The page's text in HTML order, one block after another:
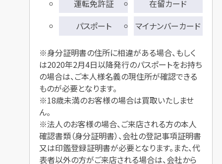
運転免許証
在留カード
パスポート
マイナンバーカード
※身分証明書の住所に相違がある場合、もしく
は2020年2月4日以降発行のパスポートをお持ち
の場合は、ご本人様名義の現住所が確認できる
ものが必要となります。
※18歳未満のお客様の場合は買取いたしませ
ん。
※法人のお客様の場合、ご来店される方の本人
確認書類（身分証明書）、会社の登記事項証明書
又は印鑑登録証明書が必要となります。また、代
表者以外の方がご来店される場合は、会社から